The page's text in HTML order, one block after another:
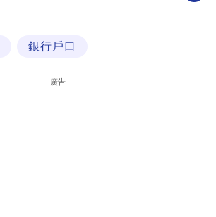
銀行戶口
廣告